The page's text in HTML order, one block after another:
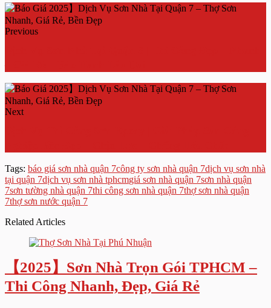
Previous
Next
Tags: báo giá sơn nhà quận 7công ty sơn nhà quận 7dịch vụ sơn nhà
tại quận 7dịch vụ sơn nhà tphcmgiá sơn nhà quận 7sơn nhà quận
7sơn tường nhà quận 7thi công sơn nhà quận 7thợ sơn nhà quận
7thợ sơn nước quận 7
Related Articles
【2025】Sơn Nhà Trọn Gói TPHCM –
Thi Công Nhanh, Đẹp, Giá Rẻ